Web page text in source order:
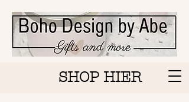
SHOP HIER